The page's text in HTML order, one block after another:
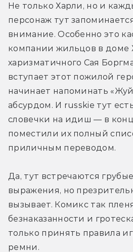
Не только Харли, но и
персонаж тут
внимание. Особенно это
компании жильцов в доме
харизматичного Сая
вступает этот пожилой
начинает напоминать
абсурдом. И russkie тут
словечки на идиш — в
поместили их полный
приличным переводом.
Да, тут встречаются
выражения, но
вызывает. Комикс так
безнаказанности и
только принять правила
ремни.